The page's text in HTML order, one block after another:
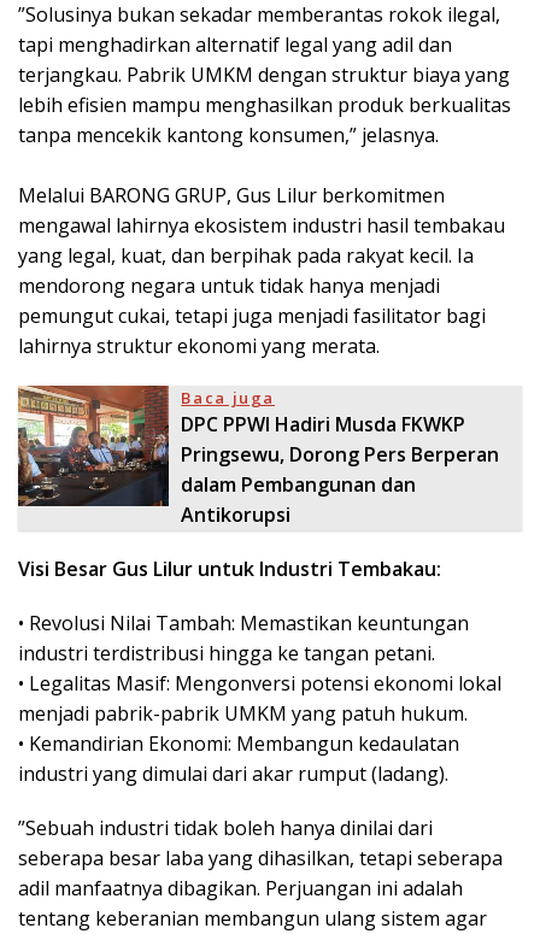
​”Solusinya bukan sekadar memberantas rokok ilegal,
tapi menghadirkan alternatif legal yang adil dan
terjangkau. Pabrik UMKM dengan struktur biaya yang
lebih efisien mampu menghasilkan produk berkualitas
tanpa mencekik kantong konsumen,” jelasnya.
​Melalui BARONG GRUP, Gus Lilur berkomitmen
mengawal lahirnya ekosistem industri hasil tembakau
yang legal, kuat, dan berpihak pada rakyat kecil. Ia
mendorong negara untuk tidak hanya menjadi
pemungut cukai, tetapi juga menjadi fasilitator bagi
lahirnya struktur ekonomi yang merata.
Baca juga
DPC PPWI Hadiri Musda FKWKP
Pringsewu, Dorong Pers Berperan
dalam Pembangunan dan
Antikorupsi
​Visi Besar Gus Lilur untuk Industri Tembakau:
• ​Revolusi Nilai Tambah: Memastikan keuntungan
industri terdistribusi hingga ke tangan petani.
• ​Legalitas Masif: Mengonversi potensi ekonomi lokal
menjadi pabrik-pabrik UMKM yang patuh hukum.
• ​Kemandirian Ekonomi: Membangun kedaulatan
industri yang dimulai dari akar rumput (ladang).
​”Sebuah industri tidak boleh hanya dinilai dari
seberapa besar laba yang dihasilkan, tetapi seberapa
adil manfaatnya dibagikan. Perjuangan ini adalah
tentang keberanian membangun ulang sistem agar